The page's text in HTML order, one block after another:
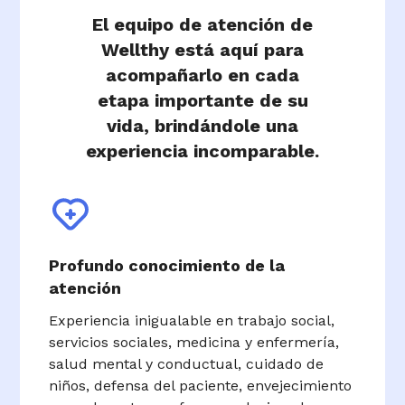
El equipo de atención de
Wellthy está aquí para
acompañarlo en cada
etapa importante de su
vida, brindándole una
experiencia incomparable.
Profundo conocimiento de la
atención
Experiencia inigualable en trabajo social,
servicios sociales, medicina y enfermería,
salud mental y conductual, cuidado de
niños, defensa del paciente, envejecimiento